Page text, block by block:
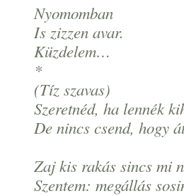
Nyomomban
Is zizzen avar.
Küzdelem…
*
(Tíz szavas)
Szeretnéd, ha lennék
De nincs csend, hogy
Zaj kis rakás sincs mi
Szentem: megállás